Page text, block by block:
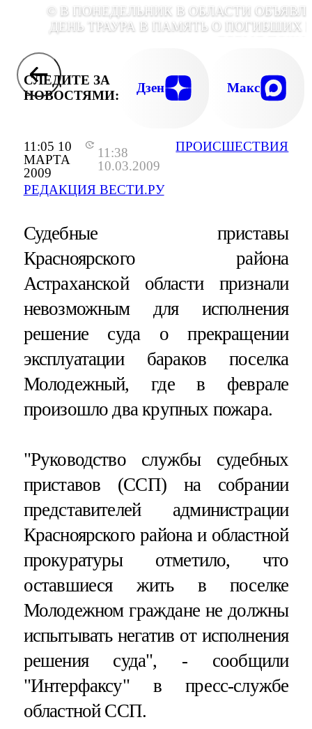
11:05 10
МАРТА
2009
11:38
10.03.2009
РЕДАКЦИЯ ВЕСТИ.РУ
ПРОИСШЕСТВИЯ
© В ПОНЕДЕЛЬНИК В ОБЛАСТИ
ДЕНЬ ТРАУРА В ПАМЯТЬ О ПОГИБШИХ
СЛЕДИТЕ ЗА
НОВОСТЯМИ:
Дзен Макс
Судебные приставы
Красноярского района
Астраханской области признали
невозможным для исполнения
решение суда о прекращении
эксплуатации бараков поселка
Молодежный, где в феврале
произошло два крупных пожара.
"Руководство службы судебных
приставов (ССП) на собрании
представителей администрации
Красноярского района и областной
прокуратуры отметило, что
оставшиеся жить в поселке
Молодежном граждане не должны
испытывать негатив от исполнения
решения суда", - сообщили
"Интерфаксу" в пресс-службе
областной ССП.